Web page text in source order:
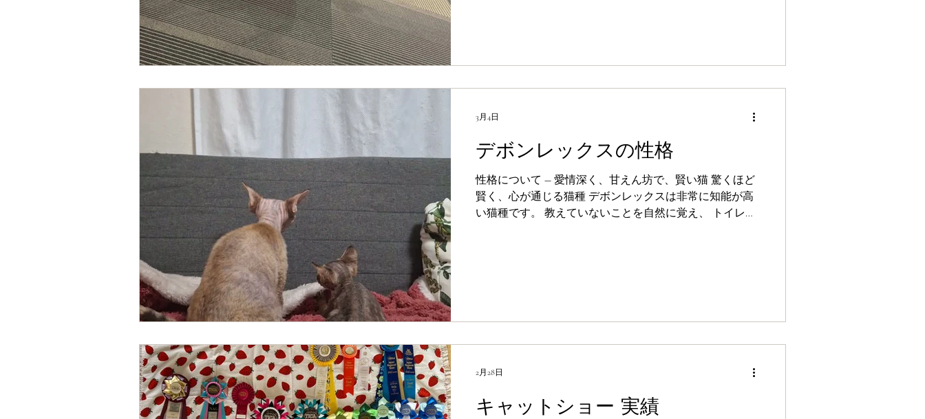
デボンレックスの性格
性格について ― 愛情深く、甘えん坊で、賢い猫 驚くほど
賢く、心が通じる猫種 デボンレックスは非常に知能が高
い猫種です。 教えていないことを自然に覚え、 トイレは
3月4日
キャットショー 実績
2月28日